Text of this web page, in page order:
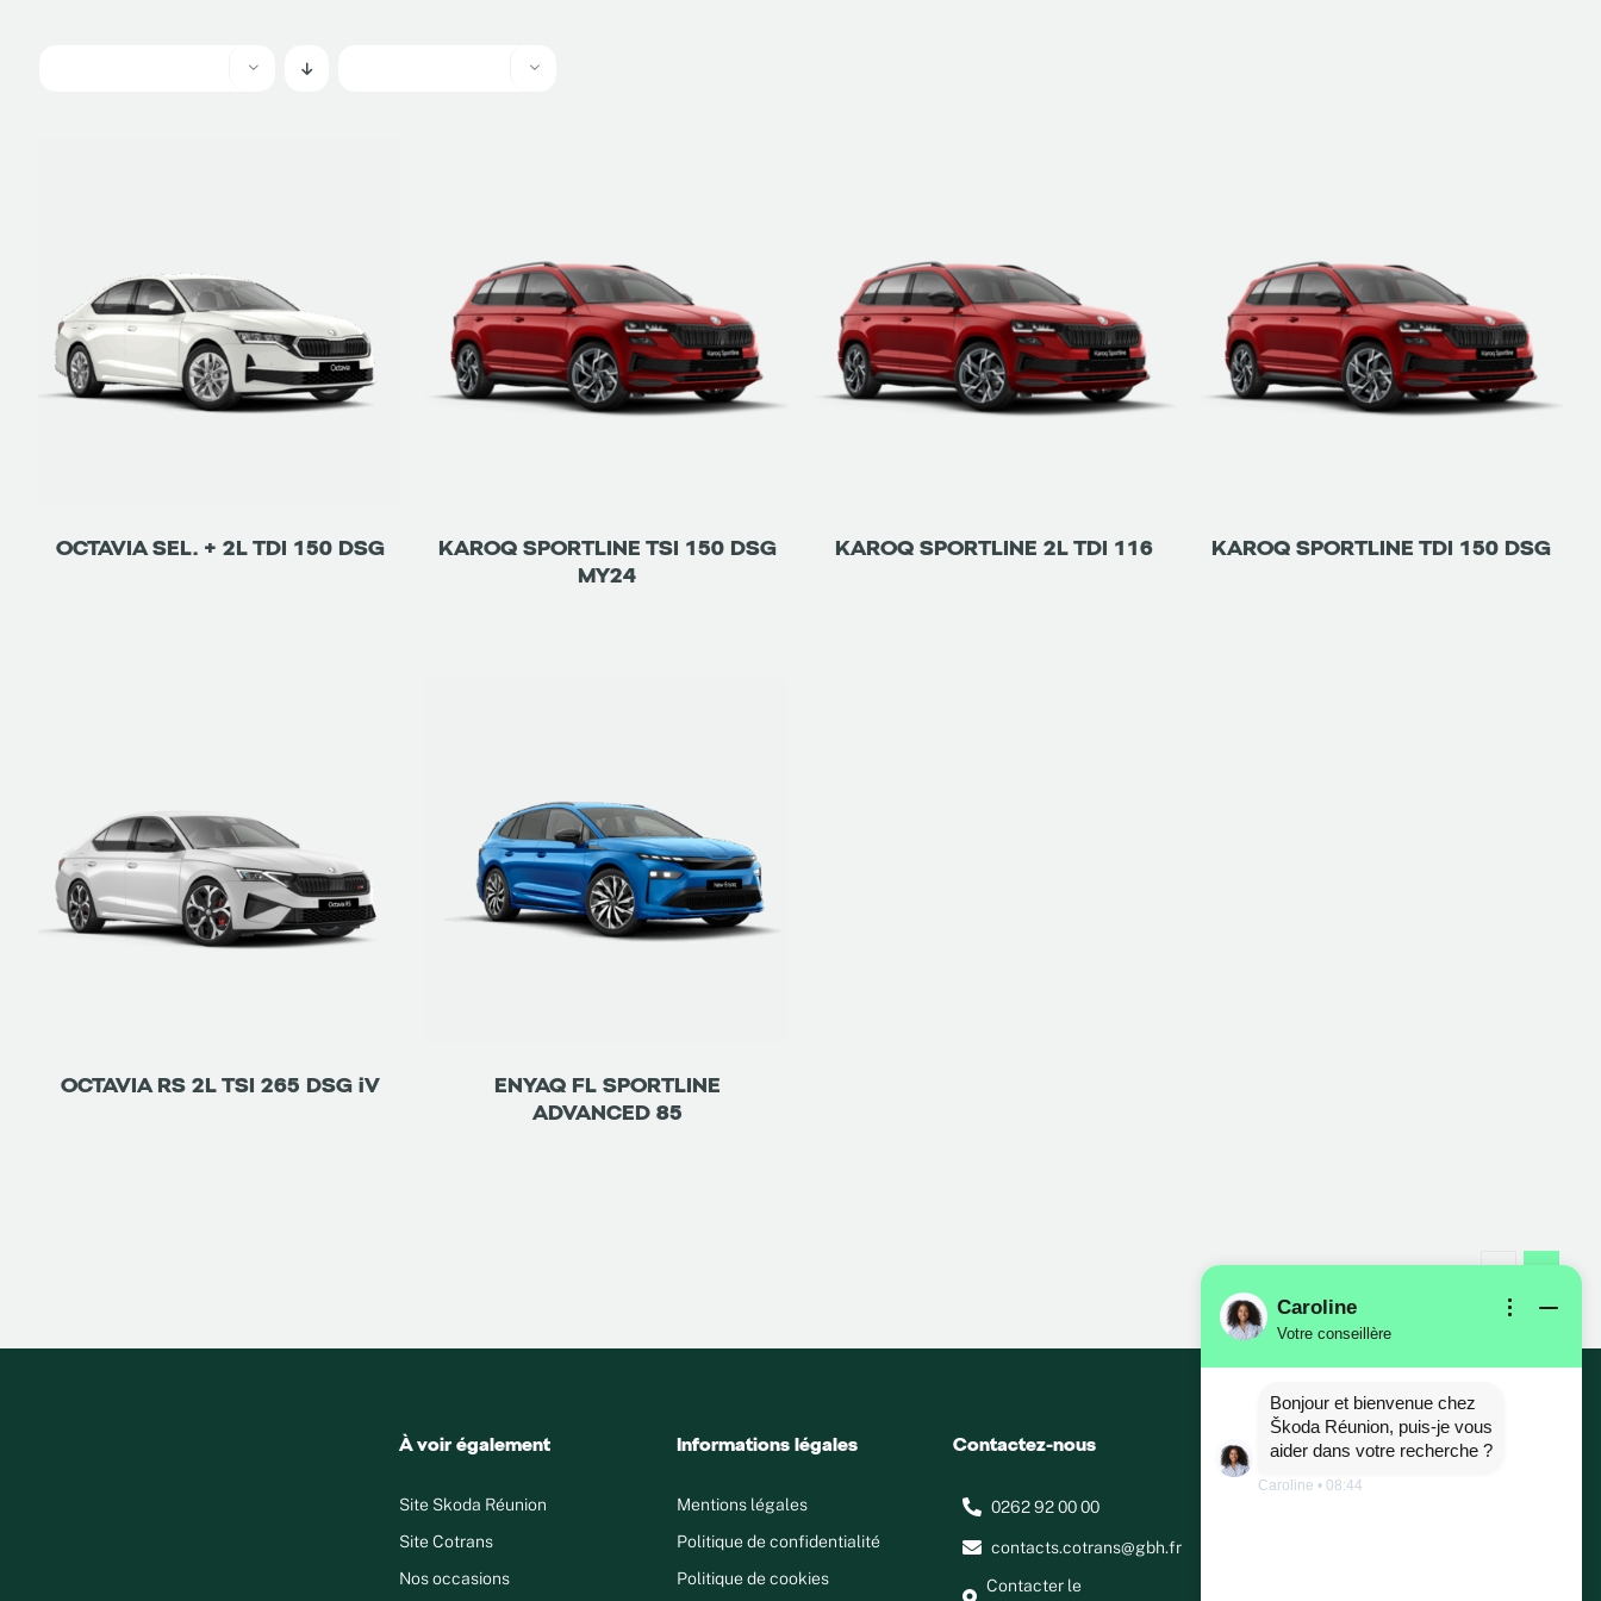
ETRE RAPPELÉ DÉTAILS
OCTAVIA SEL. + 2L TDI 150 DSG
ETRE RAPPELÉ DÉTAILS
KAROQ SPORTLINE TSI 150 DSG
MY24
ETRE RAPPELÉ DÉTAILS
KAROQ SPORTLINE 2L TDI 116
ETRE RAPPELÉ DÉTAILS
KAROQ SPORTLINE TDI 150 DSG
ETRE RAPPELÉ DÉTAILS
OCTAVIA RS 2L TSI 265 DSG iV
ETRE RAPPELÉ DÉTAILS
ENYAQ FL SPORTLINE
ADVANCED 85
À voir également
Site Skoda Réunion
Site Cotrans
Nos occasions
Informations légales
Mentions légales
Politique de confidentialité
Politique de cookies
Contactez-nous
0262 92 00 00
contacts.cotrans@gbh.fr
Contacter le
Caroline
Votre conseillère
Bonjour et bienvenue chez
Škoda Réunion, puis-je vous
aider dans votre recherche ?
Caroline • 08:44